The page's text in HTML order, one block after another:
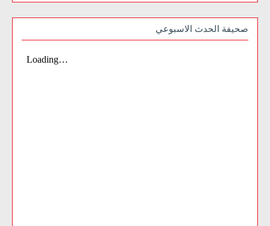
صحيفة الحدث الاسبوعي